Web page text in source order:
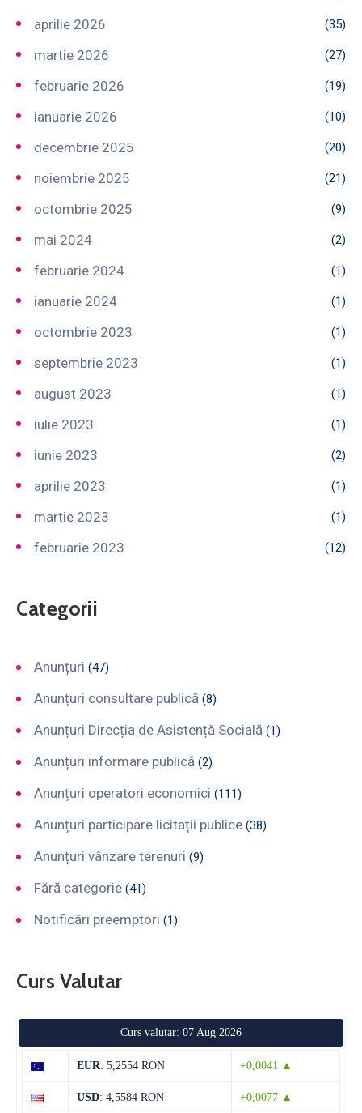
aprilie 2026 (35)
martie 2026 (27)
februarie 2026 (19)
ianuarie 2026 (10)
decembrie 2025 (20)
noiembrie 2025 (21)
octombrie 2025 (9)
mai 2024 (2)
februarie 2024 (1)
ianuarie 2024 (1)
octombrie 2023 (1)
septembrie 2023 (1)
august 2023 (1)
iulie 2023 (1)
iunie 2023 (2)
aprilie 2023 (1)
martie 2023 (1)
februarie 2023 (12)
Categorii
Anunțuri (47)
Anunțuri consultare publică (8)
Anunțuri Direcția de Asistență Socială (1)
Anunțuri informare publică (2)
Anunțuri operatori economici (111)
Anunțuri participare licitații publice (38)
Anunțuri vânzare terenuri (9)
Fără categorie (41)
Notificări preemptori (1)
Curs Valutar
Curs valutar: 07 Aug 2026
EUR: 5,2554 RON +0,0041 ▲
USD: 4,5584 RON +0,0077 ▲